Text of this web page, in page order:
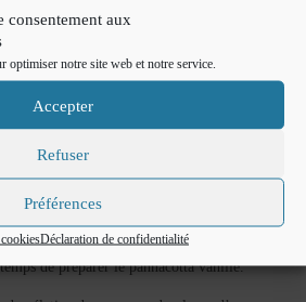
consentement aux
optimiser notre site web et notre service.
Accepter
Refuser
Préférences
Déclaration de confidentialité
quantité égale
de préparer le pannacotta vanille.